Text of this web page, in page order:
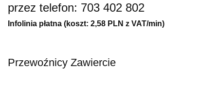
przez telefon: 703 402 802
Infolinia płatna (koszt: 2,58 PLN z VAT/min)
Przewoźnicy Zawiercie